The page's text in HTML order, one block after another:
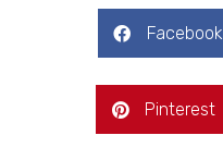
Facebook
Pinterest